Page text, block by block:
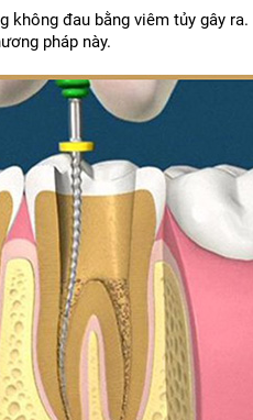
đau bằng viêm tủy gây
pháp này.